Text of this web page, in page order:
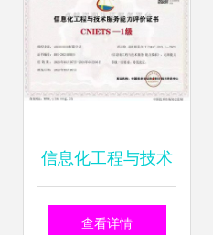
信息化工程与技术
服务能力评价证书
查看详情